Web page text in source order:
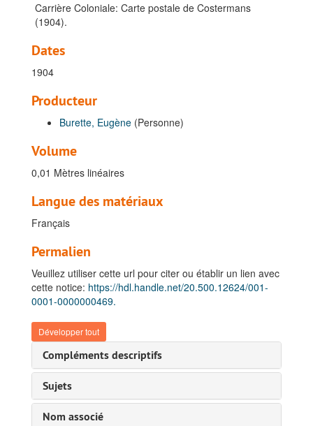
Carrière Coloniale: Carte postale de Costermans
(1904).
Dates
1904
Producteur
Burette, Eugène (Personne)
Volume
0,01 Mètres linéaires
Langue des matériaux
Français
Permalien
Veuillez utiliser cette url pour citer ou établir un lien avec
cette notice: https://hdl.handle.net/20.500.12624/001-
0001-0000000469.
Développer tout
Compléments descriptifs
Sujets
Nom associé